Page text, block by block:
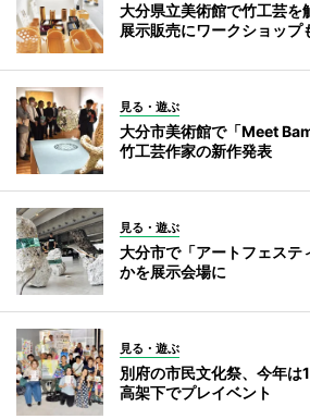
大分県立美術館で竹工芸
展示販売にワークショップ
見る・遊ぶ
大分市美術館で「Meet
竹工芸作家の新作発表
見る・遊ぶ
大分市で「アートフェス
かを展示会場に
見る・遊ぶ
別府の市民文化祭、今年
高架下でプレイベント